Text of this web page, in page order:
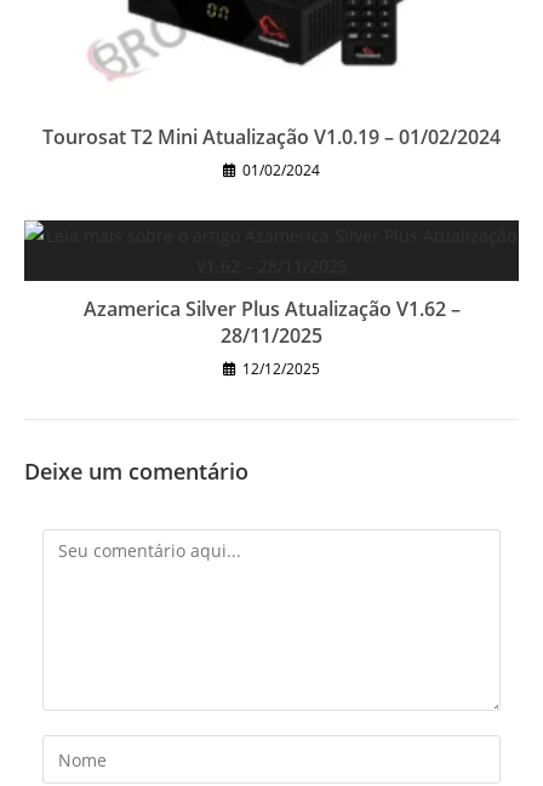
Tourosat T2 Mini Atualização V1.0.19 – 01/02/2024
01/02/2024
Azamerica Silver Plus Atualização V1.62 –
28/11/2025
12/12/2025
Deixe um comentário
Comentário
Digite
seu